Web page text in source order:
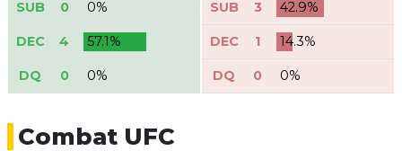
SUB 0 0%
DEC 4 57.1%
DQ 0 0%
SUB 3 42.9%
DEC 1 14.3%
DQ 0 0%
Combat UFC